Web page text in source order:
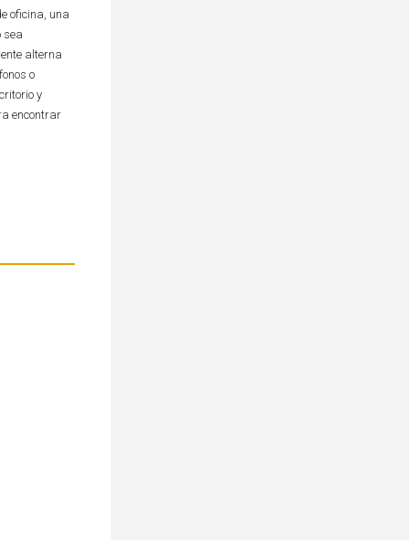
oficina, una
sea
alterna
o
y
encontrar